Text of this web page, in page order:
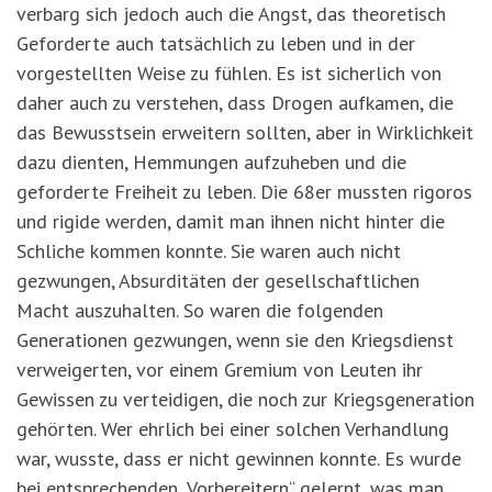
verbarg sich jedoch auch die Angst, das theoretisch
Geforderte auch tatsächlich zu leben und in der
vorgestellten Weise zu fühlen. Es ist sicherlich von
daher auch zu verstehen, dass Drogen aufkamen, die
das Bewusstsein erweitern sollten, aber in Wirklichkeit
dazu dienten, Hemmungen aufzuheben und die
geforderte Freiheit zu leben. Die 68er mussten rigoros
und rigide werden, damit man ihnen nicht hinter die
Schliche kommen konnte. Sie waren auch nicht
gezwungen, Absurditäten der gesellschaftlichen
Macht auszuhalten. So waren die folgenden
Generationen gezwungen, wenn sie den Kriegsdienst
verweigerten, vor einem Gremium von Leuten ihr
Gewissen zu verteidigen, die noch zur Kriegsgeneration
gehörten. Wer ehrlich bei einer solchen Verhandlung
war, wusste, dass er nicht gewinnen konnte. Es wurde